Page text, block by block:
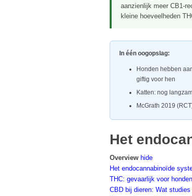
aanzienlijk meer CB1-
kleine hoeveelheden
In één oogopslag:
Honden hebben
giftig voor hen
Katten: nog
McGrath 2019
Het
Overview hide
Het endocannabinoïde
THC: gevaarlijk voor
CBD bij dieren: Wat studies